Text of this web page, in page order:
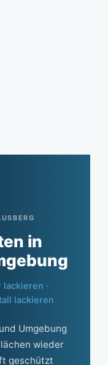
in
·
lackieren
Umgebung
wieder
geschützt